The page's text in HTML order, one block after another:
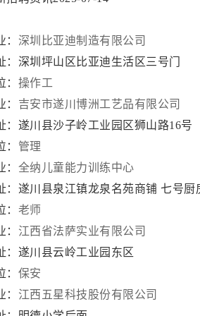
深圳比亚迪制造有限公司
：深圳坪山区比亚迪生活区三号门
操作工
吉安市遂川博洲工艺品有限公司
：遂川县沙子岭工业园区狮山路16号
管理
全纳儿童能力训练中心
：遂川县泉江镇龙泉名苑商铺 七号厨
老师
江西省法萨实业有限公司
：遂川县云岭工业园东区
保安
江西五星科技股份有限公司